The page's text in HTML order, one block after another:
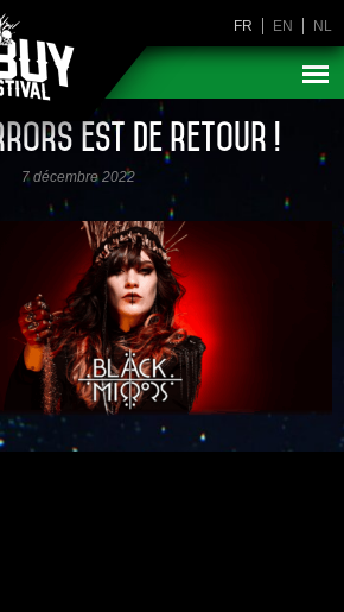
FR EN NL
est de retour !
7 décembre 2022